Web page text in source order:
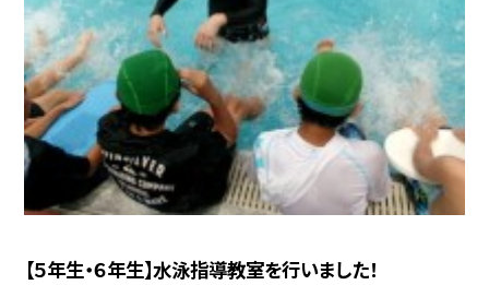
【５年生・６年生】水泳指導教室を行いました！